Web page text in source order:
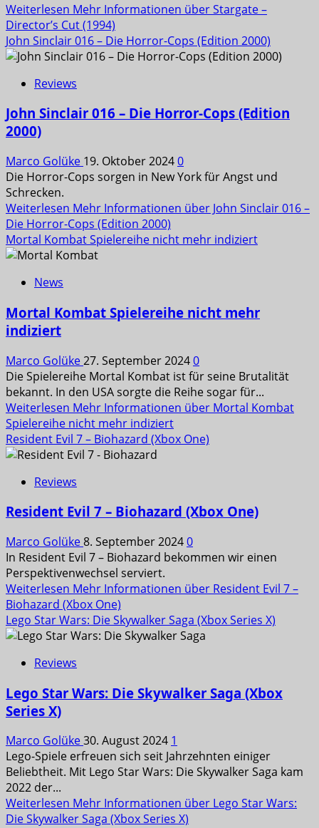
Weiterlesen Mehr Informationen über Stargate –
Director’s Cut (1994)
John Sinclair 016 – Die Horror-Cops (Edition 2000)
Reviews
John Sinclair 016 – Die Horror-Cops (Edition
2000)
Marco Golüke 19. Oktober 20240
Die Horror-Cops sorgen in New York für Angst und
Schrecken.
Weiterlesen Mehr Informationen über John Sinclair 016 –
Die Horror-Cops (Edition 2000)
Mortal Kombat Spielereihe nicht mehr indiziert
News
Mortal Kombat Spielereihe nicht mehr
indiziert
Marco Golüke27. September 20240
Die Spielereihe Mortal Kombat ist für seine Brutalität
bekannt. In den USA sorgte die Reihe sogar für...
Weiterlesen Mehr Informationen über Mortal Kombat
Spielereihe nicht mehr indiziert
Resident Evil 7 – Biohazard (Xbox One)
Reviews
Resident Evil 7 – Biohazard (Xbox One)
Marco Golüke8. September 20240
In Resident Evil 7 – Biohazard bekommen wir einen
Perspektivenwechsel serviert.
Weiterlesen Mehr Informationen über Resident Evil 7 –
Biohazard (Xbox One)
Lego Star Wars: Die Skywalker Saga (Xbox Series X)
Reviews
Lego Star Wars: Die Skywalker Saga (Xbox
Series X)
Marco Golüke30. August 2024 1
Lego-Spiele erfreuen sich seit Jahrzehnten einiger
Beliebtheit. Mit Lego Star Wars: Die Skywalker Saga kam
2022 der...
Weiterlesen Mehr Informationen über Lego Star Wars:
Die Skywalker Saga (Xbox Series X)